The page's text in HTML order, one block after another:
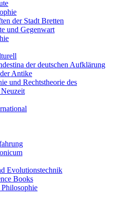
der Stadt Bretten
und Gegenwart
der deutschen Aufklärung
Antike
und Rechtstheorie des
Evolutionstechnik
Books